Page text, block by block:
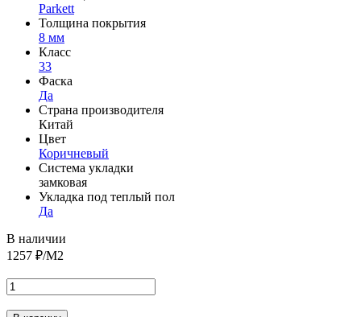
Parkett
Толщина покрытия
8 мм
Класс
33
Фаска
Да
Страна производителя
Китай
Цвет
Коричневый
Система укладки
замковая
Укладка под теплый пол
Да
В наличии
1257 ₽/М2